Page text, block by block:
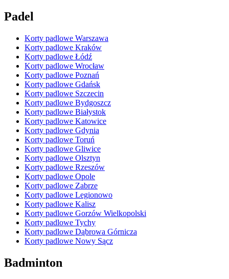
Padel
Korty padlowe Warszawa
Korty padlowe Kraków
Korty padlowe Łódź
Korty padlowe Wrocław
Korty padlowe Poznań
Korty padlowe Gdańsk
Korty padlowe Szczecin
Korty padlowe Bydgoszcz
Korty padlowe Białystok
Korty padlowe Katowice
Korty padlowe Gdynia
Korty padlowe Toruń
Korty padlowe Gliwice
Korty padlowe Olsztyn
Korty padlowe Rzeszów
Korty padlowe Opole
Korty padlowe Zabrze
Korty padlowe Legionowo
Korty padlowe Kalisz
Korty padlowe Gorzów Wielkopolski
Korty padlowe Tychy
Korty padlowe Dąbrowa Górnicza
Korty padlowe Nowy Sącz
Badminton